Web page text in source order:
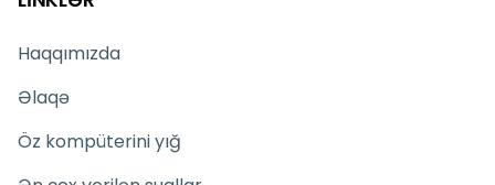
Haqqımızda
Əlaqə
Öz kompüterini yığ